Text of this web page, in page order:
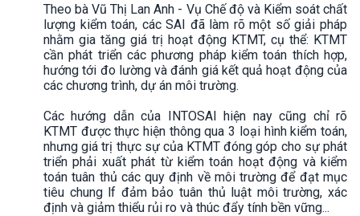
Theo bà Vũ Thị Lan Anh - Vụ Chế độ và Kiểm soát chất
lượng kiểm toán, các SAI đã làm rõ một số giải pháp
nhằm gia tăng giá trị hoạt động KTMT, cụ thể: KTMT
cần phát triển các phương pháp kiểm toán thích hợp,
hướng tới đo lường và đánh giá kết quả hoạt động của
các chương trình, dự án môi trường.
Các hướng dẫn của INTOSAI hiện nay cũng chỉ rõ
KTMT được thực hiện thông qua 3 loại hình kiểm toán,
nhưng giá trị thực sự của KTMT đóng góp cho sự phát
triển phải xuất phát từ kiểm toán hoạt động và kiểm
toán tuân thủ các quy định về môi trường để đạt mục
tiêu chung lf đảm bảo tuân thủ luật môi trường, xác
định và giảm thiểu rủi ro và thúc đẩy tính bền vững...